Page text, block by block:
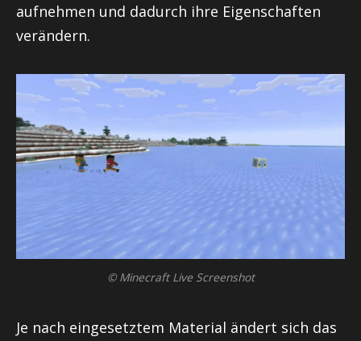
aufnehmen und dadurch ihre Eigenschaften
verändern.
© Minecraft Live Screenshot
Je nach eingesetztem Material ändert sich das